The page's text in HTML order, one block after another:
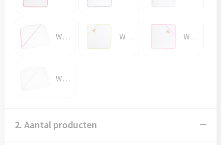
White\Light Pink White\Lime Green White\Pink
White\White
2. Aantal producten